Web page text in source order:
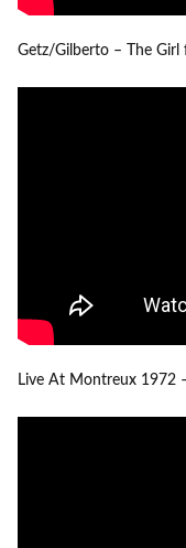
Getz/Gilberto – The Girl
Live At Montreux 1972